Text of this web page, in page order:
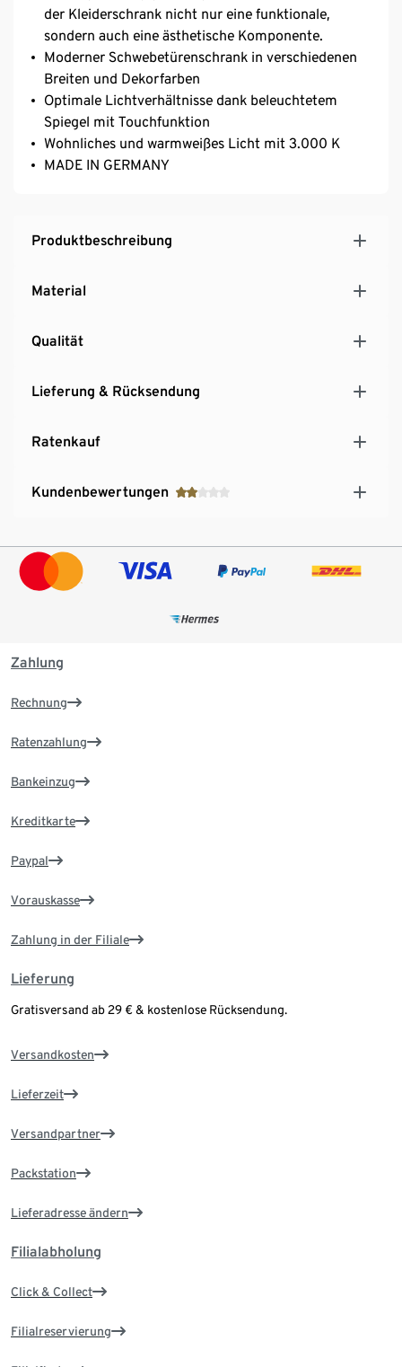
der Kleiderschrank nicht nur eine funktionale,
sondern auch eine ästhetische Komponente.
Moderner Schwebetürenschrank in verschiedenen
Breiten und Dekorfarben
Optimale Lichtverhältnisse dank beleuchtetem
Spiegel mit Touchfunktion
Wohnliches und warmweißes Licht mit 3.000 K
MADE IN GERMANY
Produktbeschreibung
Material
Qualität
Lieferung & Rücksendung
Ratenkauf
Kundenbewertungen
Zahlung
Rechnung
Ratenzahlung
Bankeinzug
Kreditkarte
Paypal
Vorauskasse
Zahlung in der Filiale
Lieferung
Gratisversand ab 29 € & kostenlose Rücksendung.
Versandkosten
Lieferzeit
Versandpartner
Packstation
Lieferadresse ändern
Filialabholung
Click & Collect
Filialreservierung